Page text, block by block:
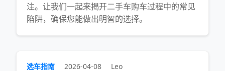
注。让我们一起来揭开二手车购车过程中的常见
陷阱，确保您能做出明智的选择。
选车指南 2026-04-08 Leo